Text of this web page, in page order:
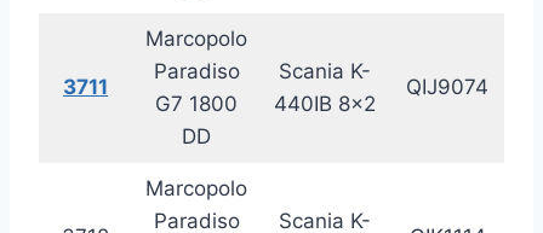
3711
Marcopolo
Paradiso
G7 1800
DD
Scania K-
440IB 8×2
QIJ9074
Marcopolo
Paradiso
Scania K-